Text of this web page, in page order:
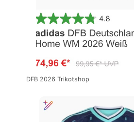
DFB 2026 Trikotshop